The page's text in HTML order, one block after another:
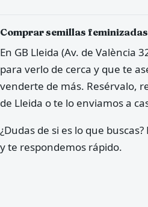
Comprar semillas
En GB Lleida (Av. de València
para verlo de cerca y que te
venderte de más. Resérvalo,
de Lleida o te lo enviamos a
¿Dudas de si es lo que
y te respondemos rápido.